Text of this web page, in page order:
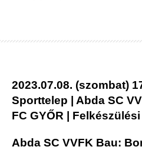
2023.07.08. (szombat)
Sporttelep | Abda SC
FC GYŐR |
Abda SC VVFK Bau: